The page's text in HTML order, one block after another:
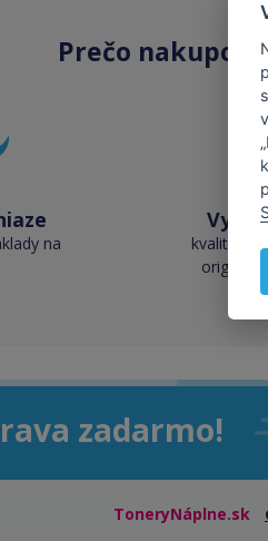
Prečo
na
kvalita je
zadarmo!
ToneryNáplne.sk